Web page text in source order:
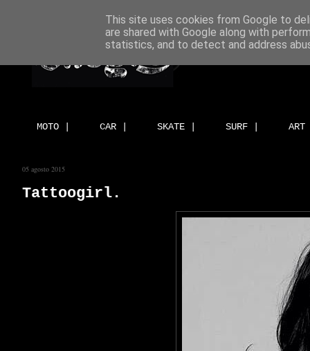
MOTO | CAR | SKATE | SURF |
05 agosto 2015
Tattoogirl.
This site uses cookies from Google to
are shared with Google along with
statistics, and to detect and address